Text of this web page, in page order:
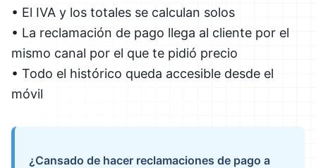
• El IVA y los totales se calculan solos
• La reclamación de pago llega al cliente por el
mismo canal por el que te pidió precio
• Todo el histórico queda accesible desde el
móvil
¿Cansado de hacer reclamaciones de pago a